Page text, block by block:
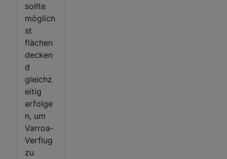
sollte
möglich
st
flächen
decken
d
gleichz
eitig
erfolge
n, um
Varroa-
Verflug
zu